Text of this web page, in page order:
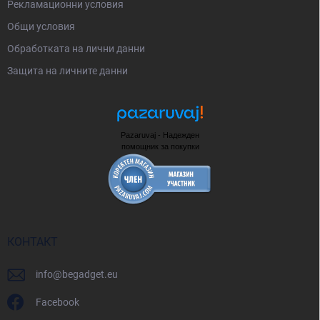
Рекламационни условия
Общи условия
Oбработката на лични данни
Защита на личните данни
Pazaruvaj - Надежден
помощник за покупки
КОНТАКТ
info@begadget.eu
Facebook